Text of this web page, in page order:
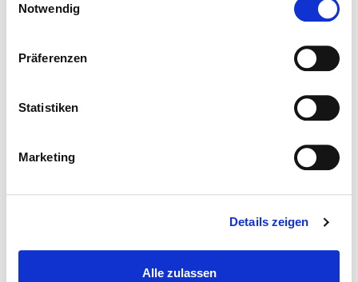
Notwendig
Präferenzen
Statistiken
Marketing
Details zeigen
Alle zulassen